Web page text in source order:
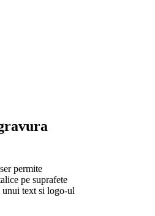
permite
pe suprafete
unui text si logo-ul